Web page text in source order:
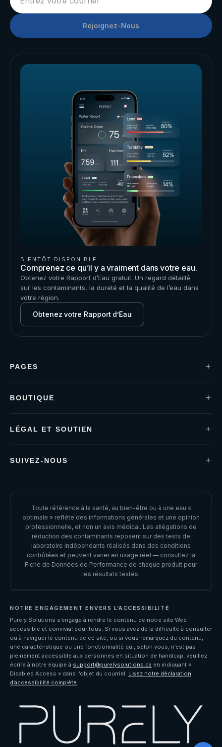
Rejoignez-Nous
BIENTÔT DISPONIBLE
Comprenez ce qu’il y a vraiment dans votre eau.
Obtenez votre Rapport d’Eau gratuit. Un regard détaillé
sur les contaminants, la dureté et la qualité de l’eau dans
votre région.
Obtenez votre Rapport d’Eau
PAGES +
Rapport d’Eau
BOUTIQUE +
S1 Shower-Handle
LÉGAL ET SOUTIEN +
Garanties et Retours
Fiche de Données de Performance
SUIVEZ-NOUS +
YOUTUBE
Toute référence à la santé, au bien-être ou à une eau «
optimale » reflète des informations générales et une opinion
professionnelle, et non un avis médical. Les allégations de
réduction des contaminants reposent sur des tests de
laboratoire indépendants réalisés dans des conditions
contrôlées et peuvent varier en usage réel — consultez la
Fiche de Données de Performance de chaque produit pour
les résultats testés.
NOTRE ENGAGEMENT ENVERS L’ACCESSIBILITÉ
Purely Solutions s’engage à rendre le contenu de notre site Web
accessible et convivial pour tous. Si vous avez de la difficulté à consulter
ou à naviguer le contenu de ce site, ou si vous remarquez du contenu,
une caractéristique ou une fonctionnalité qui, selon vous, n’est pas
pleinement accessible aux personnes en situation de handicap, veuillez
écrire à notre équipe à support@purelysolutions.ca en indiquant «
Disabled Access » dans l’objet du courriel. Lisez notre déclaration
d’accessibilité complète.